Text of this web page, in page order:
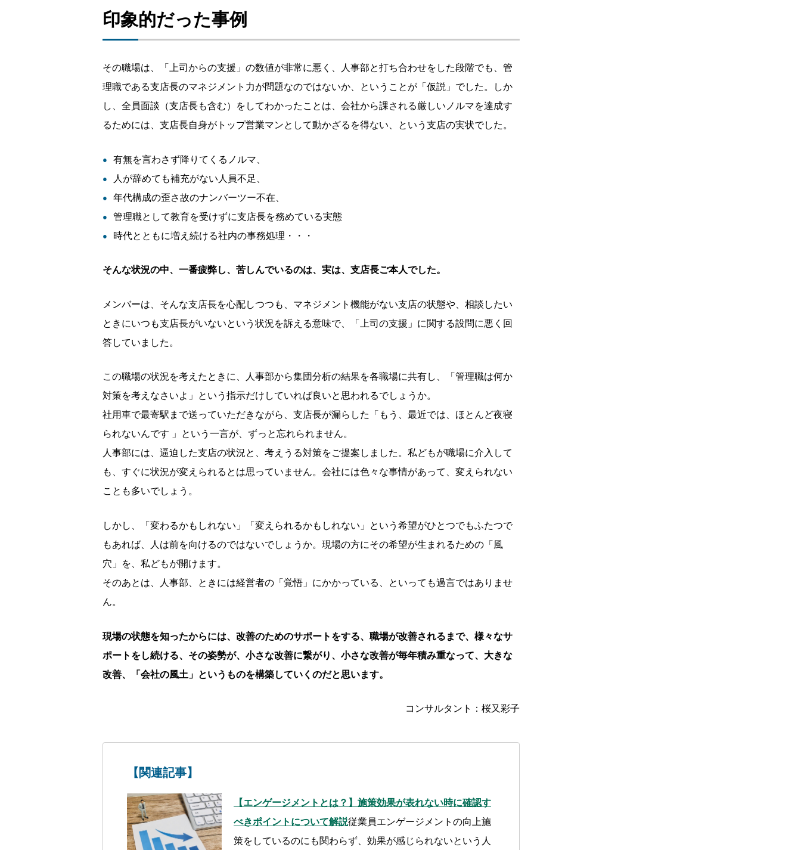
印象的だった事例
その職場は、「上司からの支援」の数値が非常に悪く、人事部と打ち合わせをした段階でも、管
理職である支店長のマネジメント力が問題なのではないか、ということが「仮説」でした。しか
し、全員面談（支店長も含む）をしてわかったことは、会社から課される厳しいノルマを達成す
るためには、支店長自身がトップ営業マンとして動かざるを得ない、という支店の実状でした。
有無を言わさず降りてくるノルマ、
人が辞めても補充がない人員不足、
年代構成の歪さ故のナンバーツー不在、
管理職として教育を受けずに支店長を務めている実態
時代とともに増え続ける社内の事務処理・・・
そんな状況の中、一番疲弊し、苦しんでいるのは、実は、支店長ご本人でした。
メンバーは、そんな支店長を心配しつつも、マネジメント機能がない支店の状態や、相談したい
ときにいつも支店長がいないという状況を訴える意味で、「上司の支援」に関する設問に悪く回
答していました。
この職場の状況を考えたときに、人事部から集団分析の結果を各職場に共有し、「管理職は何か
対策を考えなさいよ」という指示だけしていれば良いと思われるでしょうか。
社用車で最寄駅まで送っていただきながら、支店長が漏らした「もう、最近では、ほとんど夜寝
られないんです 」という一言が、ずっと忘れられません。
人事部には、逼迫した支店の状況と、考えうる対策をご提案しました。私どもが職場に介入して
も、すぐに状況が変えられるとは思っていません。会社には色々な事情があって、変えられない
ことも多いでしょう。
しかし、「変わるかもしれない」「変えられるかもしれない」という希望がひとつでもふたつで
もあれば、人は前を向けるのではないでしょうか。現場の方にその希望が生まれるための「風
穴」を、私どもが開けます。
そのあとは、人事部、ときには経営者の「覚悟」にかかっている、といっても過言ではありませ
ん。
現場の状態を知ったからには、改善のためのサポートをする、職場が改善されるまで、様々なサ
ポートをし続ける、その姿勢が、小さな改善に繋がり、小さな改善が毎年積み重なって、大きな
改善、「会社の風土」というものを構築していくのだと思います。
コンサルタント：桜又彩子
【関連記事】
【エンゲージメントとは？】施策効果が表れない時に確認す
べきポイントについて解説従業員エンゲージメントの向上施
策をしているのにも関わらず、効果が感じられないという人